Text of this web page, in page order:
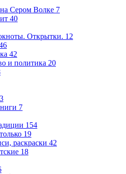
Сером Волке 7
40
Открытки. 12
42
и политика 20
7
154
19
раскраски 42
18